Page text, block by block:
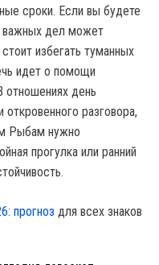
сроки. Если вы будете
важных дел может
избегать туманных
идет о помощи
отношениях день
разговора,
Рыбам нужно
прогулка или ранний
прогноз для всех знаков